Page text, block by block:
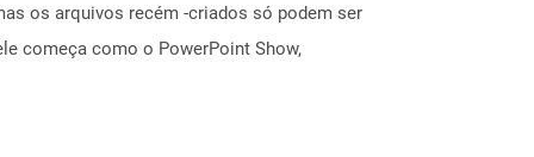
os arquivos recém -criados só podem ser
começa como o PowerPoint Show,